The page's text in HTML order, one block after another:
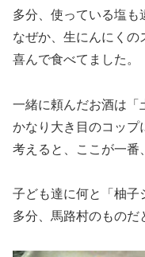
多分、使っている塩も
なぜか、生にんにく
喜んで食べてました。
一緒に頼んだお酒は「
かなり大き目のコップ
考えると、ここが一番
子ども達に何と「柚子
多分、馬路村のものだ